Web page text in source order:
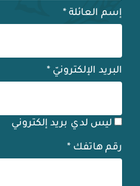
إسم العائلة *
البريد الإلكترونيّ *
ليس لدي بريد إلكتروني
رقم هاتفك *